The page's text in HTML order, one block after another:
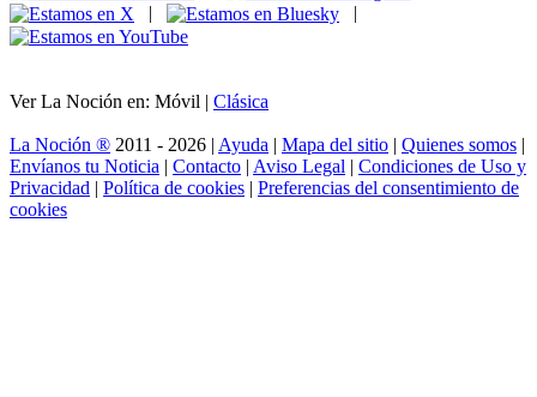
|
|
Ver La Noción en: Móvil | Clásica
La Noción ® 2011 - 2026 | Ayuda | Mapa del sitio | Quienes somos |
Envíanos tu Noticia | Contacto | Aviso Legal | Condiciones de Uso y
Privacidad | Política de cookies | Preferencias del consentimiento de
cookies